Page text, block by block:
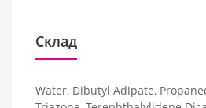
Склад
Water, Dibutyl Adipate,